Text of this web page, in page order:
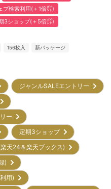
ブ検索利用(＋1倍㌽)
3ショップ(＋5倍㌽)
156枚入 新パッケージ
ジャンルSALEエントリー
リー
定期3ショップ
楽天24＆楽天ブックス)
録)
利用)